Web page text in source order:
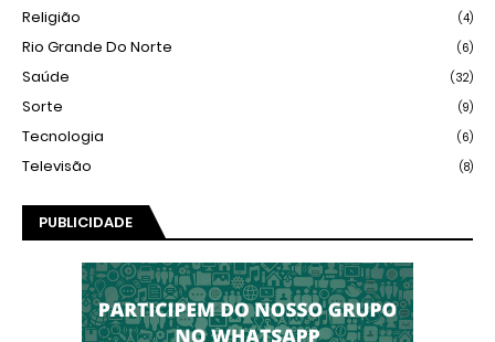
Religião (4)
Rio Grande Do Norte (6)
Saúde (32)
Sorte (9)
Tecnologia (6)
Televisão (8)
PUBLICIDADE